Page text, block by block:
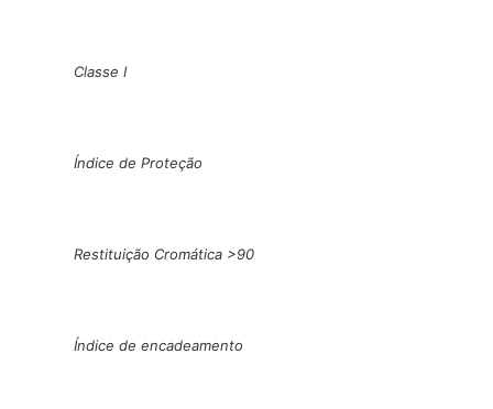
Classe I
Índice de Proteção
Restituição Cromática >90
Índice de encadeamento